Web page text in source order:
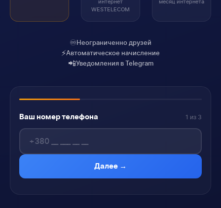
интернет
WESTELECOM
месяц интернета
♾️Неограниченно друзей
⚡Автоматическое начисление
📲Уведомления в Telegram
Ваш номер телефона 1 из 3
Далее →